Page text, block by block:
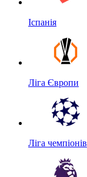
Іспанія
Ліга Європи
Ліга чемпіонів